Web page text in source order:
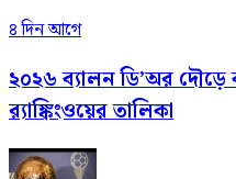
৪ দিন আগে
২০২৬ ব্যালন ডি’অর
র‍্যাঙ্কিংওয়ের তালিকা